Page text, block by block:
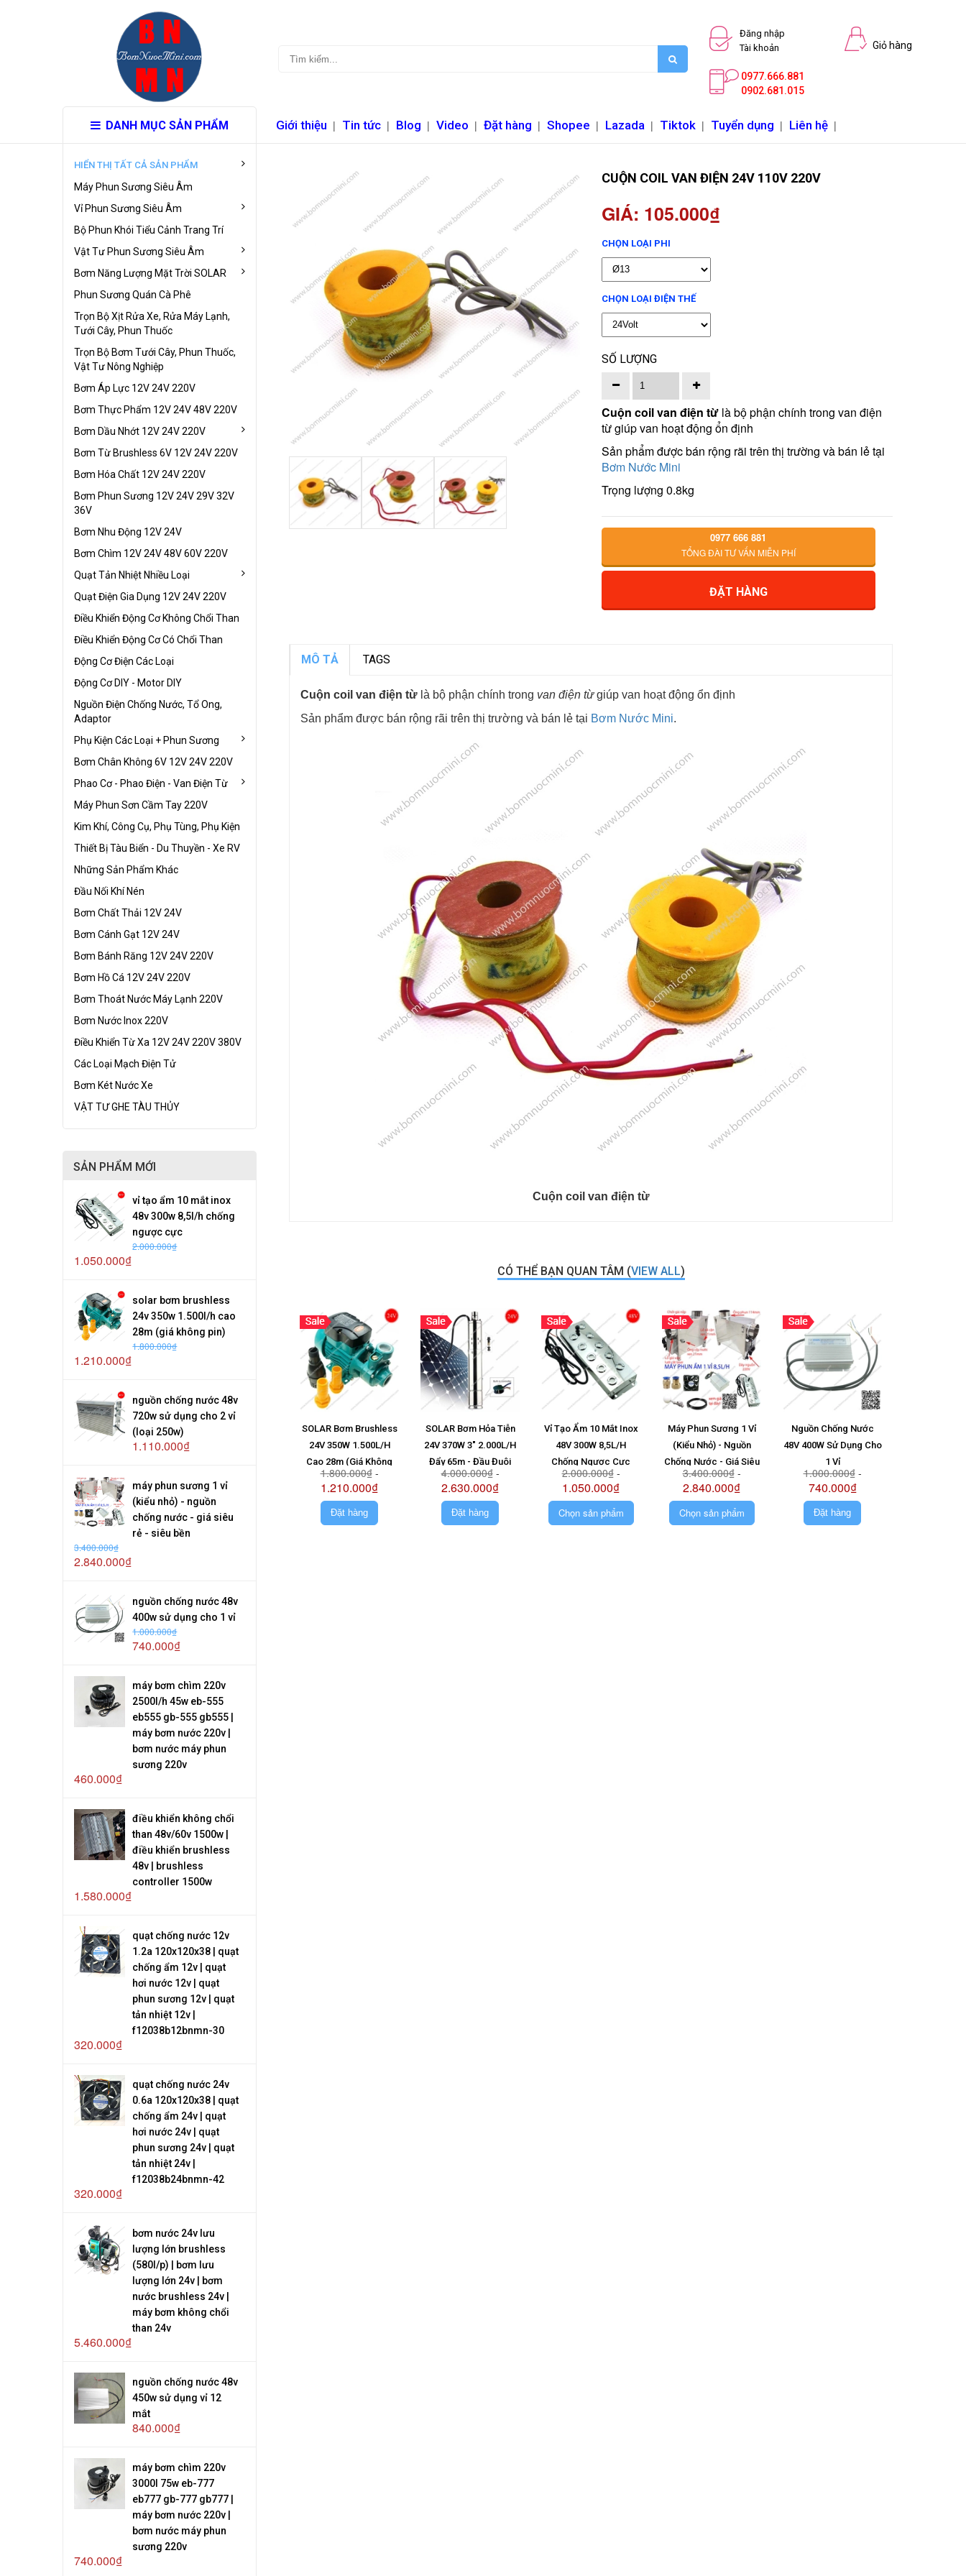
Đăng nhập
Tài khoản
Giỏ hàng
0977.666.881
0902.681.015
DANH MỤC SẢN PHẨM Giới thiệu | Tin tức | Blog | Video | Đặt hàng | Shopee | Lazada | Tiktok | Tuyển dụng | Liên hệ |
HIỂN THỊ TẤT CẢ SẢN PHẨM
Máy Phun Sương Siêu Âm
Vỉ Phun Sương Siêu Âm
Bộ Phun Khói Tiểu Cảnh Trang Trí
Vật Tư Phun Sương Siêu Âm
Bơm Năng Lượng Mặt Trời SOLAR
Phun Sương Quán Cà Phê
Trọn Bộ Xịt Rửa Xe, Rửa Máy Lạnh,
Tưới Cây, Phun Thuốc
Trọn Bộ Bơm Tưới Cây, Phun Thuốc,
Vật Tư Nông Nghiệp
Bơm Áp Lực 12V 24V 220V
Bơm Thực Phẩm 12V 24V 48V 220V
Bơm Dầu Nhớt 12V 24V 220V
Bơm Từ Brushless 6V 12V 24V 220V
Bơm Hóa Chất 12V 24V 220V
Bơm Phun Sương 12V 24V 29V 32V
36V
Bơm Nhu Động 12V 24V
Bơm Chìm 12V 24V 48V 60V 220V
Quạt Tản Nhiệt Nhiều Loại
Quạt Điện Gia Dụng 12V 24V 220V
Điều Khiển Động Cơ Không Chổi Than
Điều Khiển Động Cơ Có Chổi Than
Động Cơ Điện Các Loại
Động Cơ DIY - Motor DIY
Nguồn Điện Chống Nước, Tổ Ong,
Adaptor
Phụ Kiện Các Loại + Phun Sương
Bơm Chân Không 6V 12V 24V 220V
Phao Cơ - Phao Điện - Van Điện Từ
Máy Phun Sơn Cầm Tay 220V
Kim Khí, Công Cụ, Phụ Tùng, Phụ Kiện
Thiết Bị Tàu Biển - Du Thuyền - Xe RV
Những Sản Phẩm Khác
Đầu Nối Khí Nén
Bơm Chất Thải 12V 24V
Bơm Cánh Gạt 12V 24V
Bơm Bánh Răng 12V 24V 220V
Bơm Hồ Cá 12V 24V 220V
Bơm Thoát Nước Máy Lạnh 220V
Bơm Nước Inox 220V
Điều Khiển Từ Xa 12V 24V 220V 380V
Các Loại Mạch Điện Tử
Bơm Két Nước Xe
VẬT TƯ GHE TÀU THỦY
SẢN PHẨM MỚI
vỉ tạo ẩm 10 mắt inox
48v 300w 8,5l/h chống
ngược cực
2.000.000₫
1.050.000₫
solar bơm brushless
24v 350w 1.500l/h cao
28m (giá không pin)
1.800.000₫
1.210.000₫
nguồn chống nước 48v
720w sử dụng cho 2 vỉ
(loại 250w)
1.110.000₫
máy phun sương 1 vỉ
(kiểu nhỏ) - nguồn
chống nước - giá siêu
rẻ - siêu bền
3.400.000₫
2.840.000₫
nguồn chống nước 48v
400w sử dụng cho 1 vỉ
1.000.000₫
740.000₫
máy bơm chìm 220v
2500l/h 45w eb-555
eb555 gb-555 gb555 |
máy bơm nước 220v |
bơm nước máy phun
sương 220v
460.000₫
điều khiển không chổi
than 48v/60v 1500w |
điều khiển brushless
48v | brushless
controller 1500w
1.580.000₫
quạt chống nước 12v
1.2a 120x120x38 | quạt
chống ẩm 12v | quạt
hơi nước 12v | quạt
phun sương 12v | quạt
tản nhiệt 12v |
f12038b12bnmn-30
320.000₫
quạt chống nước 24v
0.6a 120x120x38 | quạt
chống ẩm 24v | quạt
hơi nước 24v | quạt
phun sương 24v | quạt
tản nhiệt 24v |
f12038b24bnmn-42
320.000₫
bơm nước 24v lưu
lượng lớn brushless
(580l/p) | bơm lưu
lượng lớn 24v | bơm
nước brushless 24v |
máy bơm không chổi
than 24v
5.460.000₫
nguồn chống nước 48v
450w sử dụng vỉ 12
mắt
840.000₫
máy bơm chìm 220v
3000l 75w eb-777
eb777 gb-777 gb777 |
máy bơm nước 220v |
bơm nước máy phun
sương 220v
740.000₫
CUỘN COIL VAN ĐIỆN 24V 110V 220V
GIÁ: 105.000₫
CHỌN LOẠI PHI
CHỌN LOẠI ĐIỆN THẾ
SỐ LƯỢNG
Cuộn coil van điện từ là bộ phận chính trong van điện
từ giúp van hoạt động ổn định
Sản phẩm được bán rộng rãi trên thị trường và bán lẻ tại
Bơm Nước Mini
Trọng lượng 0.8kg
0977 666 881
TỔNG ĐÀI TƯ VẤN MIỄN PHÍ
ĐẶT HÀNG
MÔ TẢ TAGS
Cuộn coil van điện từ là bộ phận chính trong van điện từgiúp van hoạt động ổn định
Sản phẩm được bán rộng rãi trên thị trường và bán lẻ tại Bơm Nước Mini.
Cuộn coil van điện từ
CÓ THỂ BẠN QUAN TÂM (VIEW ALL)
SOLAR Bơm Brushless
24V 350W 1.500L/H
Cao 28m (Giá Không
Pin)
1.800.000₫-
1.210.000₫
Đặt hàng
SOLAR Bơm Hỏa Tiễn
24V 370W 3" 2.000L/H
Đẩy 65m - Đầu Đuôi
Chuột (Giá Không Pin)
4.000.000₫-
2.630.000₫
Đặt hàng
Vỉ Tạo Ẩm 10 Mắt Inox
48V 300W 8,5L/H
Chống Ngược Cực
2.000.000₫-
1.050.000₫
Chọn sản phẩm
Máy Phun Sương 1 Vỉ
(Kiểu Nhỏ) - Nguồn
Chống Nước - Giá Siêu
Rẻ - Siêu Bền
3.400.000₫-
2.840.000₫
Chọn sản phẩm
Nguồn Chống Nước
48V 400W Sử Dụng Cho
1 Vỉ
1.000.000₫-
740.000₫
Đặt hàng